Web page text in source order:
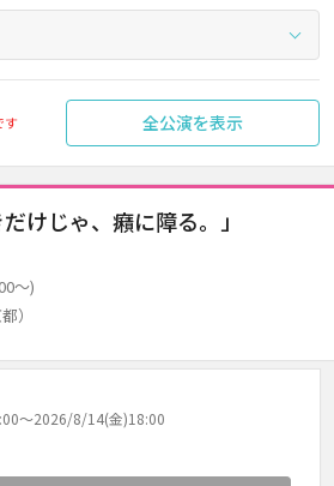
す 全公演を表示
けじゃ、癪に障る。」
～)
）
～2026/8/14(金)18:00